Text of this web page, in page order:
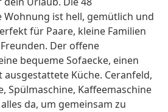
ist hell, gemütlich und
für Paare, kleine Familien
Der offene
bequeme Sofaecke, einen
ausgestattete Küche. Ceranfeld,
Spülmaschine, Kaffeemaschine
da, um gemeinsam zu